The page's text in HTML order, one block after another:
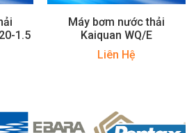
1.5
Máy bơm nước thải
Kaiquan WQ/E
Liên Hệ